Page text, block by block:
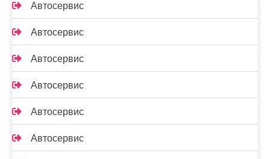
Автосервис
Автосервис
Автосервис
Автосервис
Автосервис
Автосервис